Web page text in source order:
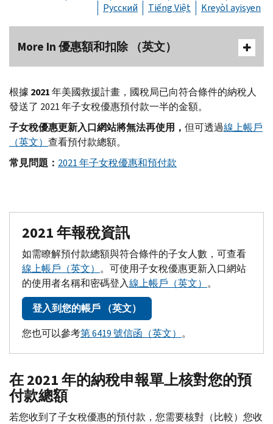
Русский
Tiếng Việt Kreyòl ayisyen
More In 優惠額和扣除 （英文）
根據 2021年美國救援計畫，國稅局已向符合條件的納稅人
發送了 2021 年子女稅優惠預付款一半的金額。
子女稅優惠更新入口網站將無法再使用， 但可透過線上帳戶
（英文） 查看預付款總額。
常見問題： 2021 年子女稅優惠和預付款
2021 年報稅資訊
如需瞭解預付款總額與符合條件的子女人數，可查看
線上帳戶（英文） 。可使用子女稅優惠更新入口網站
的使用者名稱和密碼登入線上帳戶（英文） 。
登入到您的帳戶 （英文）
您也可以參考第 6419 號信函（英文） 。
在 2021 年的納稅申報單上核對您的預
付款總額
若您收到了子女稅優惠的預付款，您需要核對（比較）您收